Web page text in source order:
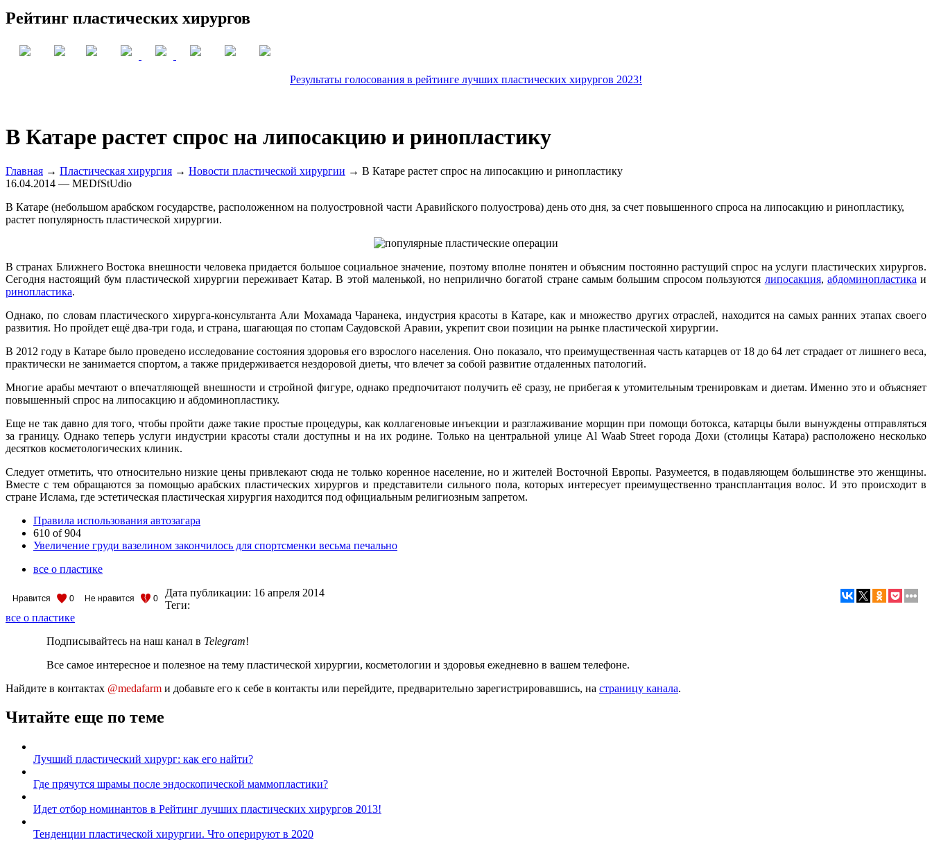
Рейтинг пластических хирургов
Результаты голосования в рейтинге лучших пластических хирургов 2023!
В Катаре растет спрос на липосакцию и ринопластику
Главная → Пластическая хирургия → Новости пластической хирургии → В Катаре растет спрос на липосакцию и ринопластику
16.04.2014 — MEDfStUdio
В Катаре (небольшом арабском государстве, расположенном на полуостровной части Аравийского полуострова) день ото дня, за счет повышенного спроса на липосакцию и ринопластику,
растет популярность пластической хирургии.
В странах Ближнего Востока внешности человека придается большое социальное значение, поэтому вполне понятен и объясним постоянно растущий спрос на услуги пластических хирургов.
Сегодня настоящий бум пластической хирургии переживает Катар. В этой маленькой, но неприлично богатой стране самым большим спросом пользуются липосакция, абдоминопластика и
ринопластика.
Однако, по словам пластического хирурга-консультанта Али Мохамада Чаранека, индустрия красоты в Катаре, как и множество других отраслей, находится на самых ранних этапах своего
развития. Но пройдет ещё два-три года, и страна, шагающая по стопам Саудовской Аравии, укрепит свои позиции на рынке пластической хирургии.
В 2012 году в Катаре было проведено исследование состояния здоровья его взрослого населения. Оно показало, что преимущественная часть катарцев от 18 до 64 лет страдает от лишнего веса,
практически не занимается спортом, а также придерживается нездоровой диеты, что влечет за собой развитие отдаленных патологий.
Многие арабы мечтают о впечатляющей внешности и стройной фигуре, однако предпочитают получить её сразу, не прибегая к утомительным тренировкам и диетам. Именно это и объясняет
повышенный спрос на липосакцию и абдоминопластику.
Еще не так давно для того, чтобы пройти даже такие простые процедуры, как коллагеновые инъекции и разглаживание морщин при помощи ботокса, катарцы были вынуждены отправляться
за границу. Однако теперь услуги индустрии красоты стали доступны и на их родине. Только на центральной улице Al Waab Street города Дохи (столицы Катара) расположено несколько
десятков косметологических клиник.
Следует отметить, что относительно низкие цены привлекают сюда не только коренное население, но и жителей Восточной Европы. Разумеется, в подавляющем большинстве это женщины.
Вместе с тем обращаются за помощью арабских пластических хирургов и представители сильного пола, которых интересует преимущественно трансплантация волос. И это происходит в
стране Ислама, где эстетическая пластическая хирургия находится под официальным религиозным запретом.
Правила использования автозагара
610 of 904
Увеличение груди вазелином закончилось для спортсменки весьма печально
все о пластике
Нравится 0 Не нравится 0 Дата публикации: 16 апреля 2014
Теги:
все о пластике
Подписывайтесь на наш канал в Telegram!
Все самое интересное и полезное на тему пластической хирургии, косметологии и здоровья ежедневно в вашем телефоне.
Найдите в контактах @medafarm и добавьте его к себе в контакты или перейдите, предварительно зарегистрировавшись, на страницу канала.
Читайте еще по теме
Лучший пластический хирург: как его найти?
Где прячутся шрамы после эндоскопической маммопластики?
Идет отбор номинантов в Рейтинг лучших пластических хирургов 2013!
Тенденции пластической хирургии. Что оперируют в 2020